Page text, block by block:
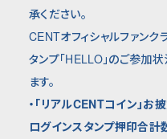
承ください。
CENTオフィシャルファンク
タンプ「HELLO」のご参加
ます。
・「リアルCENTコイン」お
ログインスタンプ押印合計